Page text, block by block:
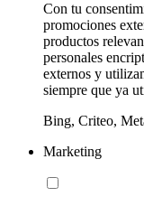
Con tu
promociones
productos
personales
externos y
siempre que ya
Bing, Criteo,
Marketing